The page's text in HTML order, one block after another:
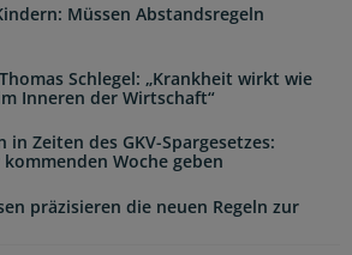
Müssen Abstandsregeln
Schlegel: „Krankheit wirkt wie
Inneren der Wirtschaft“
Zeiten des GKV-Spargesetzes:
Woche geben
präzisieren die neuen Regeln zur